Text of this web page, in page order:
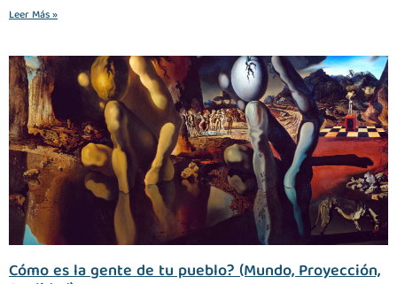
Leer Más »
Cómo es la gente de tu pueblo? (Mundo, Proyección,